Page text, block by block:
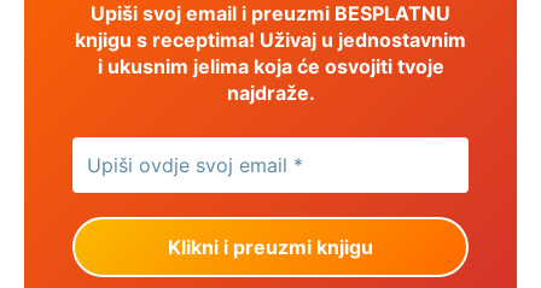
Upiši svoj email i preuzmi BESPLATNU
knjigu s receptima! Uživaj u jednostavnim
i ukusnim jelima koja će osvojiti tvoje
najdraže.